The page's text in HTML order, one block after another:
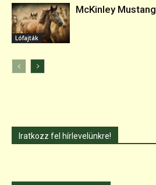
Lófajták
McKinley Mustang
Iratkozz fel hírlevelünkre!